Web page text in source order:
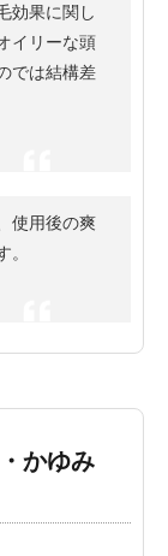
効果に関し
イリーな頭
では結構差
使用後の爽
かゆみ